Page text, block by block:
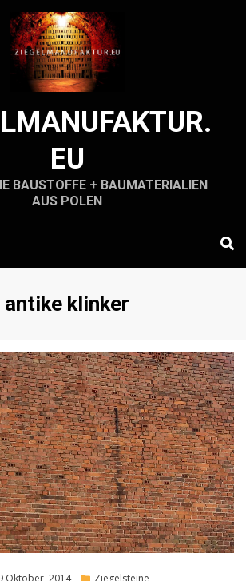
EU
BAUSTOFFE + BAUMATERIALIEN
AUS POLEN
Schlagwort
:
antike klinker